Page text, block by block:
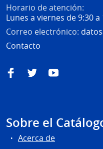
Horario de atención:
Lunes a viernes de 9:30 a
Correo electrónico:
Contacto
FacebookTwitterYouTube
Sobre el
Acerca de